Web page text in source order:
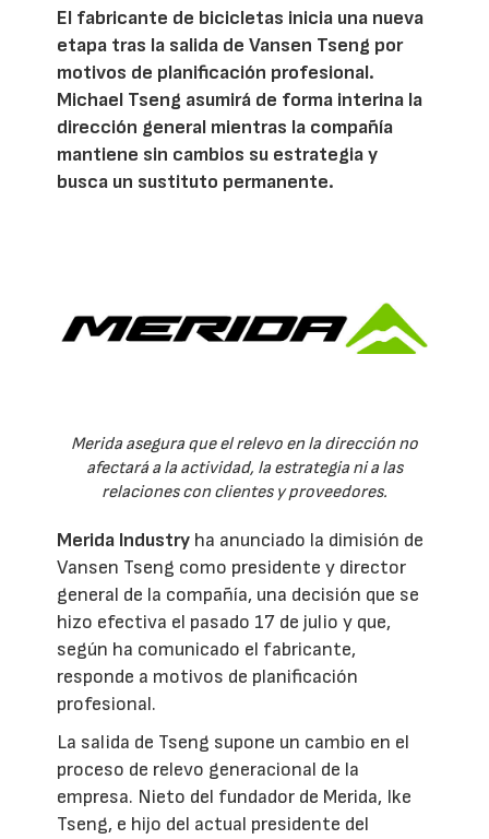
El fabricante de bicicletas inicia una nueva
etapa tras la salida de Vansen Tseng por
motivos de planificación profesional.
Michael Tseng asumirá de forma interina la
dirección general mientras la compañía
mantiene sin cambios su estrategia y
busca un sustituto permanente.
Merida asegura que el relevo en la dirección no
afectará a la actividad, la estrategia ni a las
relaciones con clientes y proveedores.
Merida Industry ha anunciado la dimisión de
Vansen Tseng como presidente y director
general de la compañía, una decisión que se
hizo efectiva el pasado 17 de julio y que,
según ha comunicado el fabricante,
responde a motivos de planificación
profesional.
La salida de Tseng supone un cambio en el
proceso de relevo generacional de la
empresa. Nieto del fundador de Merida, Ike
Tseng, e hijo del actual presidente del